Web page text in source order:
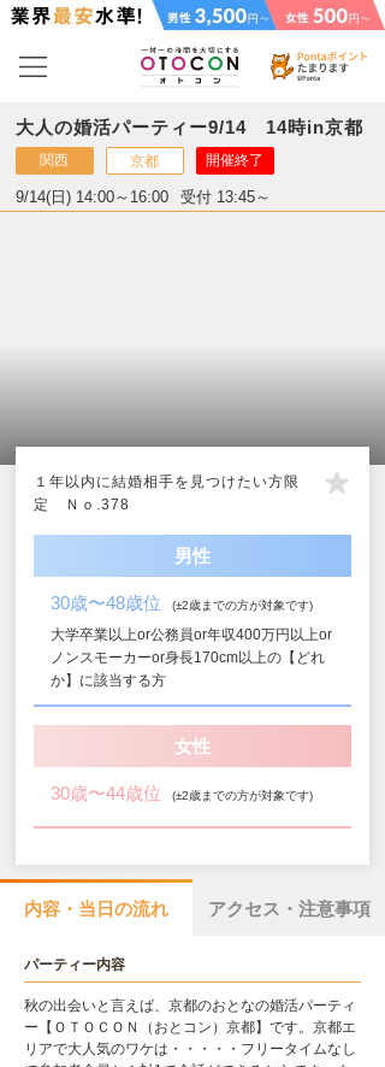
大人の婚活パーティー9/14 14時in京都
関西 京都 開催終了
9/14(日) 14:00～16:00 受付 13:45～
１年以内に結婚相手を見つけたい方限
定 Ｎｏ.378
男性
30歳〜48歳位 (±2歳までの方が対象です)
大学卒業以上or公務員or年収400万円以上or
ノンスモーカーor身長170cm以上の【どれ
か】に該当する方
女性
30歳〜44歳位 (±2歳までの方が対象です)
内容・当日の流れ アクセス・注意事項
パーティー内容
秋の出会いと言えば、京都のおとなの婚活パーティ
ー【ＯＴＯＣＯＮ（おとコン）京都】です。京都エ
リアで大人気のワケは・・・・・フリータイムなし